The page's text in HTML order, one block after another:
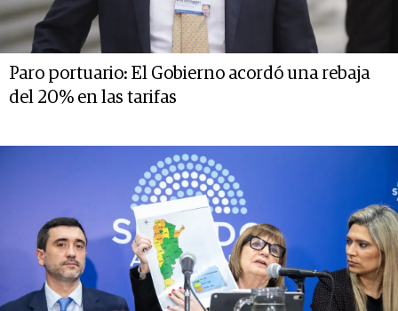
Paro portuario: El Gobierno acordó una rebaja
del 20% en las tarifas